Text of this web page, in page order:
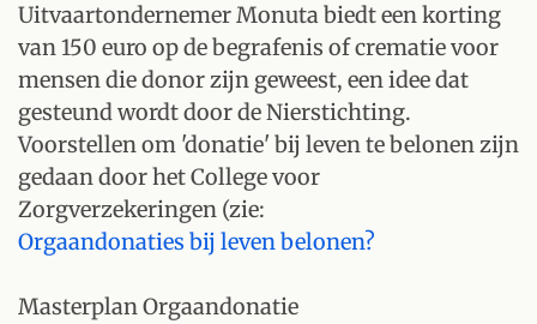
Uitvaartondernemer Monuta biedt een korting
van 150 euro op de begrafenis of crematie voor
mensen die donor zijn geweest, een idee dat
gesteund wordt door de Nierstichting.
Voorstellen om 'donatie' bij leven te belonen zijn
gedaan door het College voor
Zorgverzekeringen (zie:
Orgaandonaties bij leven belonen?
Masterplan Orgaandonatie